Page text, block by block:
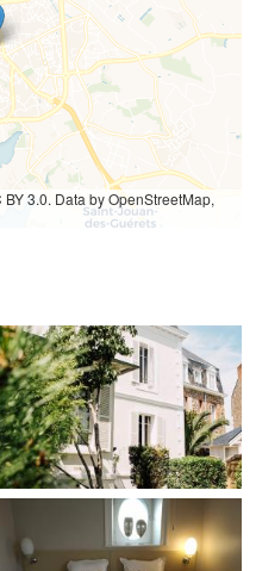
BY 3.0. Data by OpenStreetMap,